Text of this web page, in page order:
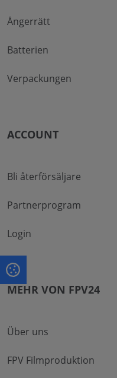
Ångerrätt
Batterien
Verpackungen
ACCOUNT
Bli återförsäljare
Partnerprogram
Login
MEHR VON FPV24
Über uns
FPV Filmproduktion